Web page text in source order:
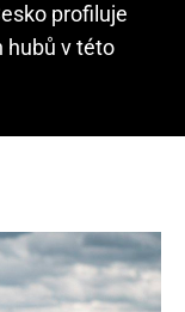
profiluje
hubů v této